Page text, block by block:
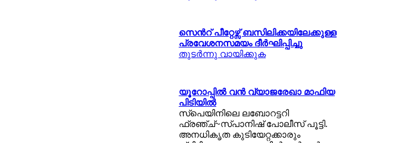
സെന്‍റ് പീറ്റേഴ്സ് ബസിലിക്കയിലേക്കുള്ള
പ്രവേശനസമയം ദീര്‍ഘിപ്പിച്ചു
തുടര്‍ന്നു വായിക്കുക
യൂറോപ്പില്‍ വന്‍ വ്യാജരേഖാ മാഫിയ
പിടിയില്‍
സ്പെയിനിലെ ലബോറട്ടറി
ഫ്രഞ്ച്~സ്പാനിഷ് പോലീസ് പൂട്ടി.
അനധികൃത കുടിയേറ്റക്കാരും